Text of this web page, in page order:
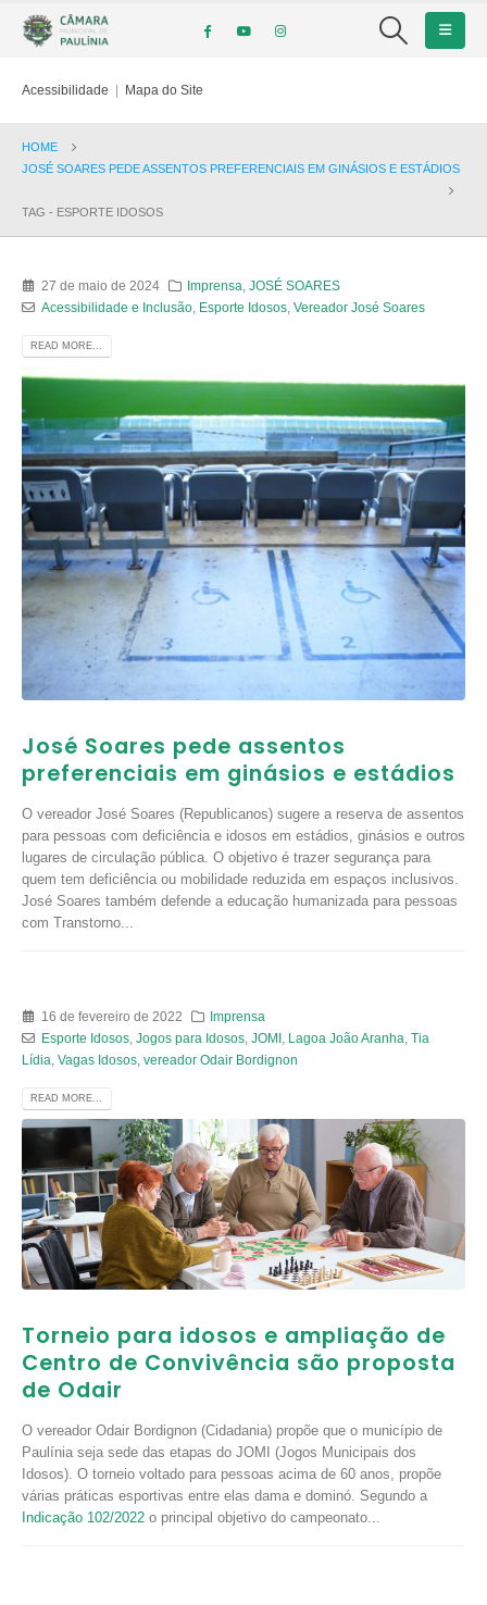
Acessibilidade | Mapa do Site
HOME
JOSÉ SOARES PEDE ASSENTOS PREFERENCIAIS EM GINÁSIOS E ESTÁDIOS
TAG - ESPORTE IDOSOS
27 de maio de 2024 Imprensa ,JOSÉ SOARES
Acessibilidade e Inclusão, Esporte Idosos, Vereador José Soares
READ MORE...
José Soares pede assentos
preferenciais em ginásios e estádios
O vereador José Soares (Republicanos) sugere a reserva de assentos
para pessoas com deficiência e idosos em estádios, ginásios e outros
lugares de circulação pública. O objetivo é trazer segurança para
quem tem deficiência ou mobilidade reduzida em espaços inclusivos.
José Soares também defende a educação humanizada para pessoas
com Transtorno...
16 de fevereiro de 2022
Imprensa
Esporte Idosos, Jogos para Idosos, JOMI, Lagoa João Aranha Tia
Lídia Vagas Idosos vereador Odair Bordignon
READ MORE...
Torneio para idosos e ampliação de
Centro de Convivência são proposta
de Odair
O vereador Odair Bordignon (Cidadania) propõe que o município de
Paulínia seja sede das etapas do JOMI (Jogos Municipais dos
Idosos). O torneio voltado para pessoas acima de 60 anos, propõe
várias práticas esportivas entre elas dama e dominó. Segundo a
Indicação 102/2022 o principal objetivo do campeonato...